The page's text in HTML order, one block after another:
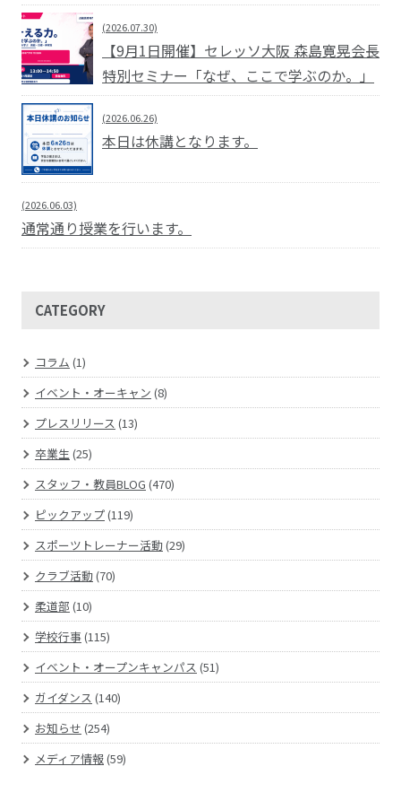
(2026.07.30)
【9月1日開催】セレッソ大阪 森島寛晃会長
特別セミナー「なぜ、ここで学ぶのか。」
(2026.06.26)
本日は休講となります。
(2026.06.03)
通常通り授業を行います。
CATEGORY
コラム (1)
イベント・オーキャン (8)
プレスリリース (13)
卒業生(25)
スタッフ・教員BLOG (470)
ピックアップ(119)
スポーツトレーナー活動(29)
クラブ活動(70)
柔道部 (10)
学校行事(115)
イベント・オープンキャンパス (51)
ガイダンス (140)
お知らせ (254)
メディア情報(59)